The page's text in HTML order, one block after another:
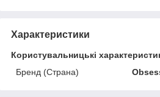
Характеристики
Користувальницькі
Бренд (Страна)